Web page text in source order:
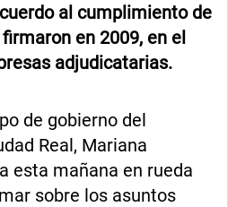
al cumplimiento de
en 2009, en el
adjudicatarias.
de gobierno del
Real, Mariana
esta mañana en rueda
sobre los asuntos